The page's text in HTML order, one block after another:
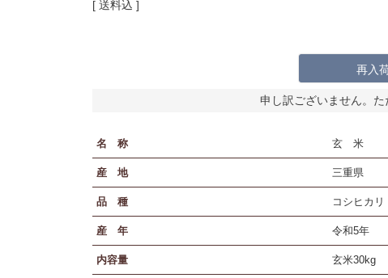
送料込
再入
申し訳ございません。た
名 称 玄 米
産 地 三重県
品 種 コシヒカリ
産 年 令和5年
内容量 玄米30kg